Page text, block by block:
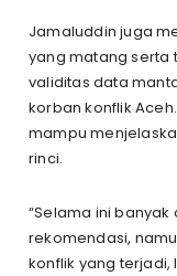
Jamaluddin juga
yang matang serta
validitas data
korban konflik
mampu
rinci.
“Selama ini
rekomendasi,
konflik yang terjadi,